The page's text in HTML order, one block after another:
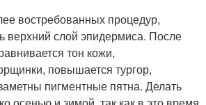
востребованных процедур,
верхний слой эпидермиса. После
тон кожи,
повышается тургор,
пигментные пятна. Делать